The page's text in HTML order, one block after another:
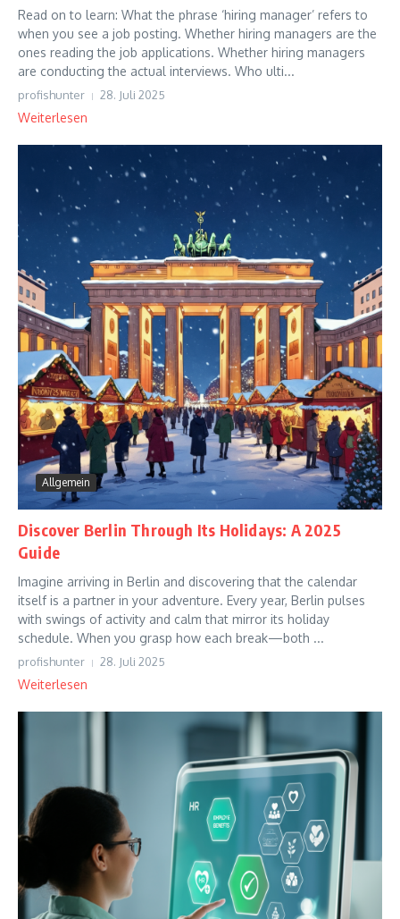
Read on to learn: What the phrase ‘hiring manager’ refers to
when you see a job posting. Whether hiring managers are the
ones reading the job applications. Whether hiring managers
are conducting the actual interviews. Who ulti...
profishunter 28. Juli 2025
Weiterlesen
Allgemein
Discover Berlin Through Its Holidays: A 2025
Guide
Imagine arriving in Berlin and discovering that the calendar
itself is a partner in your adventure. Every year, Berlin pulses
with swings of activity and calm that mirror its holiday
schedule. When you grasp how each break—both ...
profishunter 28. Juli 2025
Weiterlesen